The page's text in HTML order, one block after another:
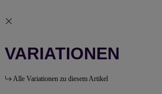
VARIATIONEN
Alle Variationen zu diesem Artikel